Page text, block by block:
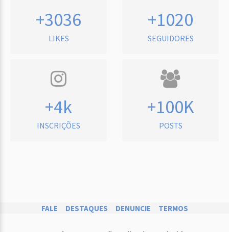
+3036
LIKES
+1020
SEGUIDORES
+4k
INSCRIÇÕES
+100K
POSTS
FALE DESTAQUES DENUNCIE TERMOS